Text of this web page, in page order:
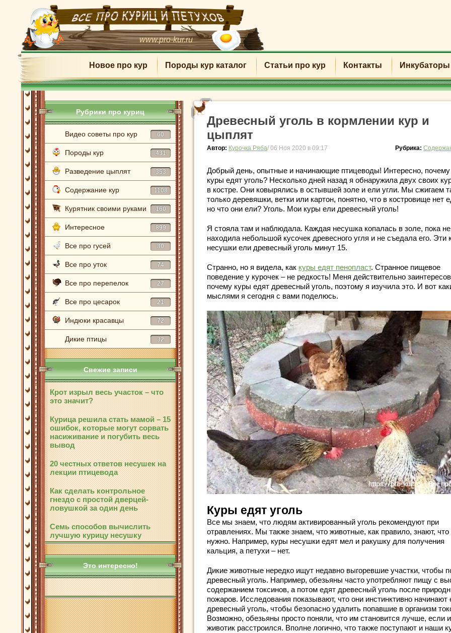
www.pro-kur.ru
Новое про кур Породы кур каталог Статьи про кур Контакты Инкубаторы
Рубрики про куриц
Видео советы про кур 60
Породы кур 431
Разведение цыплят 353
Содержание кур 1108
Курятник своими руками 160
Интересное 899
Все про гусей 80
Все про уток 74
Все про перепелок 27
Все про цесарок 21
Индюки красавцы 72
Дикие птицы 32
Свежие записи
Крот изрыл весь участок – что
это значит?
Курица решила стать мамой – 15
ошибок, которые могут сорвать
насиживание и погубить весь
вывод
20 честных ответов несушек на
лекции птицевода
Как сделать контрольное
гнездо с простой дверцей-
ловушкой за один день
Семь способов вычислить
лучшую курицу несушку
Это интересно!
Древесный уголь в кормлении кур и
цыплят
Автор: Курочка Ряба/ 06 Ноя 2020 в 09:17 Рубрика:
Добрый день, опытные и начинающие птицеводы! Интересно,
куры едят уголь? Несколько дней назад я обнаружила двух своих
в костре. Они ковырялись в остывшей золе и ели угли. Мы сжигаем
только деревяшки, ветки или картон, понятно, что в костровище нет
но что они ели? Уголь. Мои куры ели древесный уголь!
Я стояла там и наблюдала. Каждая несушка копалась в золе, пока не
находила небольшой кусочек древесного угля и не съедала его. Эти
несушки ели древесный уголь минут 15.
Странно, но я видела, как куры едят пенопласт. Странное пищевое
поведение у курочек – не редкость! Меня действительно
почему куры едят древесный уголь, поэтому я изучила это. И вот
мыслями я сегодня с вами поделюсь.
Куры едят уголь
Все мы знаем, что людям активированный уголь рекомендуют при
отравлениях. Мы также знаем, что животные, как правило, знают,
нужно. Например, куры несушки едят мел и ракушку для получения
кальция, а петухи – нет.
Дикие животные нередко ищут недавно выгоревшие участки, чтобы
древесный уголь. Например, обезьяны часто употребляют пищу с
содержанием токсинов, а потом едят древесный уголь после
пожаров. Исследования показывают, что они инстинктивно начинают
древесный уголь, чтобы безопасно удалить попавшие в организм
Возможно, обезьяны просто поняли, что им становится лучше, если
животик расстроился. Вполне логично, что также поступают и наши